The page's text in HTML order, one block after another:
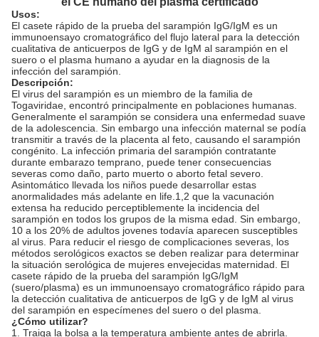
Usos:
El casete rápido de la prueba del sarampión IgG/IgM es un
immunoensayo cromatográfico del flujo lateral para la detección
cualitativa de anticuerpos de IgG y de IgM al sarampión en el
suero o el plasma humano a ayudar en la diagnosis de la
infección del sarampión.
Descripción:
El virus del sarampión es un miembro de la familia de
Togaviridae, encontró principalmente en poblaciones humanas.
Generalmente el sarampión se considera una enfermedad suave
de la adolescencia. Sin embargo una infección maternal se podía
transmitir a través de la placenta al feto, causando el sarampión
congénito. La infección primaria del sarampión contratante
durante embarazo temprano, puede tener consecuencias
severas como daño, parto muerto o aborto fetal severo.
Asintomático llevada los niños puede desarrollar estas
anormalidades más adelante en life.1,2 que la vacunación
extensa ha reducido perceptiblemente la incidencia del
sarampión en todos los grupos de la misma edad. Sin embargo,
10 a los 20% de adultos jovenes todavía aparecen susceptibles
al virus. Para reducir el riesgo de complicaciones severas, los
métodos serológicos exactos se deben realizar para determinar
la situación serológica de mujeres envejecidas maternidad. El
casete rápido de la prueba del sarampión IgG/IgM
(suero/plasma) es un immunoensayo cromatográfico rápido para
la detección cualitativa de anticuerpos de IgG y de IgM al virus
del sarampión en especímenes del suero o del plasma.
¿Cómo utilizar?
1. Traiga la bolsa a la temperatura ambiente antes de abrirla.